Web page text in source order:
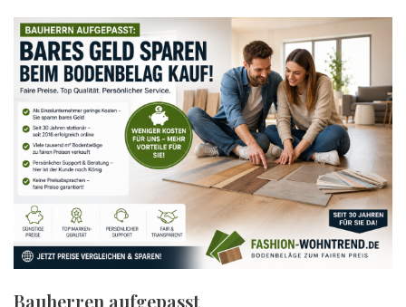
Bauherren aufgepasst